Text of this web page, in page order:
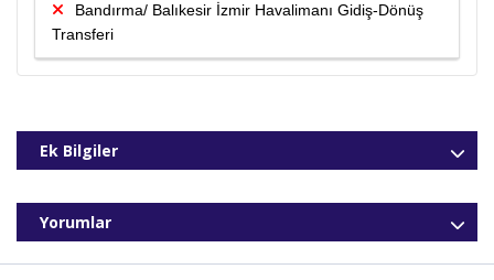
Bandırma/ Balıkesir İzmir Havalimanı Gidiş-Dönüş
Transferi
Ek Bilgiler
Yorumlar